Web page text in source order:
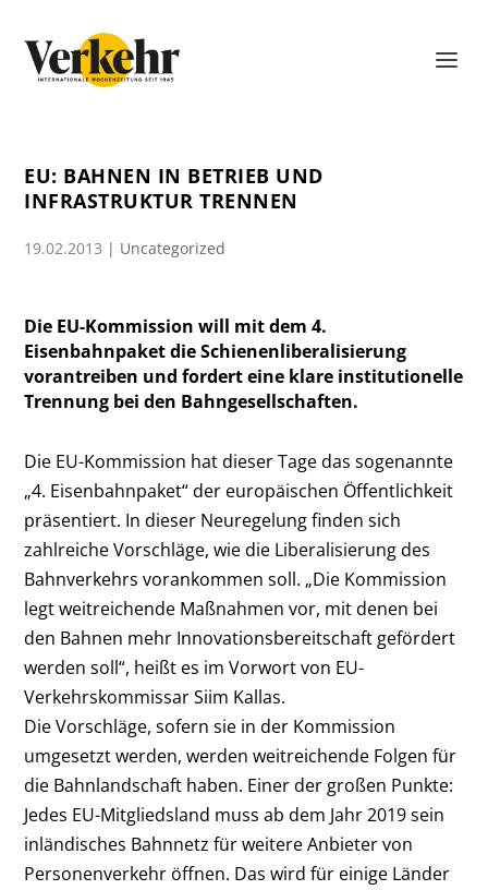
EU: BAHNEN IN BETRIEB UND
INFRASTRUKTUR TRENNEN
19.02.2013 | Uncategorized
Die EU-Kommission will mit dem 4.
Eisenbahnpaket die Schienenliberalisierung
vorantreiben und fordert eine klare institutionelle
Trennung bei den Bahngesellschaften.
Die EU-Kommission hat dieser Tage das sogenannte
„4. Eisenbahnpaket“ der europäischen Öffentlichkeit
präsentiert. In dieser Neuregelung finden sich
zahlreiche Vorschläge, wie die Liberalisierung des
Bahnverkehrs vorankommen soll. „Die Kommission
legt weitreichende Maßnahmen vor, mit denen bei
den Bahnen mehr Innovationsbereitschaft gefördert
werden soll“, heißt es im Vorwort von EU-
Verkehrskommissar Siim Kallas.
Die Vorschläge, sofern sie in der Kommission
umgesetzt werden, werden weitreichende Folgen für
die Bahnlandschaft haben. Einer der großen Punkte:
Jedes EU-Mitgliedsland muss ab dem Jahr 2019 sein
inländisches Bahnnetz für weitere Anbieter von
Personenverkehr öffnen. Das wird für einige Länder